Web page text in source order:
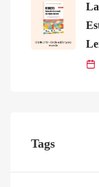
Tags